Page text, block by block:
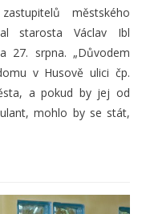
městského
starosta Václav Ibl
27. srpna. „Důvodem
v Husově ulici čp.
a pokud by jej od
mohlo by se stát,